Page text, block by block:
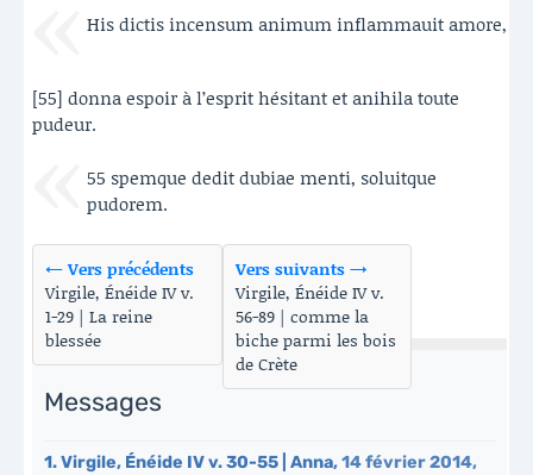
His dictis incensum animum inflammauit amore,
[55] donna espoir à l’esprit hésitant et anihila toute
pudeur.
55 spemque dedit dubiae menti, soluitque
pudorem.
← Vers précédents
Virgile, Énéide IV v.
1-29 | La reine
blessée
Vers suivants →
Virgile, Énéide IV v.
56-89 | comme la
biche parmi les bois
de Crète
Messages
1.Virgile, Énéide IV v. 30-55 | Anna,14 février 2014,